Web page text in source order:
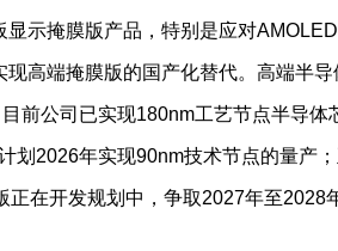
示掩膜版产品，特别是应对AMOLED
高端掩膜版的国产化替代。高端半导
前公司已实现180nm工艺节点半导体
划2026年实现90nm技术节点的量产
正在开发规划中，争取2027年至2028